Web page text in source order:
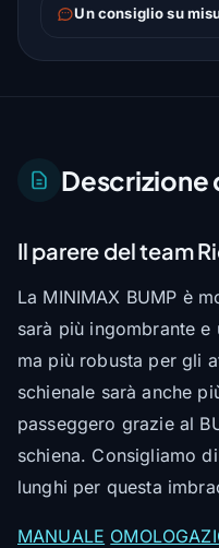
Un consiglio su
Il parere del team
La MINIMAX BUMP è
sarà più ingombrante
ma più robusta per gli
schienale sarà anche
passeggero grazie al
schiena. Consigliamo
lunghi per questa
MANUALE